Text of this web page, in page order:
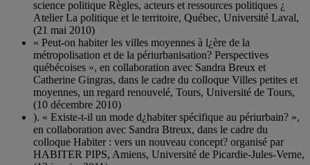
science politique Règles, acteurs et ressources politiques ¿
Atelier La politique et le territoire, Québec, Université Laval,
(21 mai 2010)
« Peut-on habiter les villes moyennes à l¿ère de la
métropolisation et de la périurbanisation? Perspectives
québécoises », en collaboration avec Sandra Breux et
Catherine Gingras, dans le cadre du colloque Villes petites et
moyennes, un regard renouvelé, Tours, Université de Tours,
(10 décembre 2010)
). « Existe-t-il un mode d¿habiter spécifique au périurbain? »,
en collaboration avec Sandra Btreux, dans le cadre du
colloque Habiter : vers un nouveau concept? organisé par
HABITER PIPS, Amiens, Université de Picardie-Jules-Verne,